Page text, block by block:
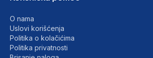
O nama
Uslovi korišćenja
Politika o kolačićima
Politika privatnosti